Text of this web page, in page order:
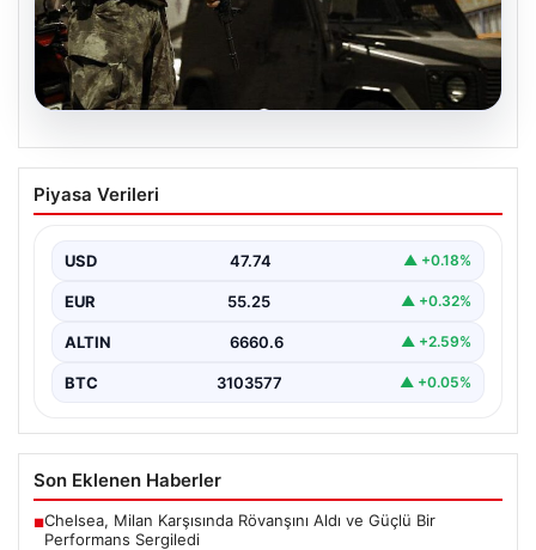
Türkiye Genelinde DAEŞ’e Karşı Geniş
Kapsamlı Operasyon
yönelik 30 şehirde büyük çaplı bir operasyon
gerçekleştirildi. Jandarma…
Piyasa Verileri
USD 47.74 ▲ +0.18%
EUR 55.25 ▲ +0.32%
ALTIN 6660.6 ▲ +2.59%
BTC 3103577 ▲ +0.05%
Son Eklenen Haberler
■Chelsea, Milan Karşısında Rövanşını Aldı ve Güçlü Bir
Performans Sergiledi